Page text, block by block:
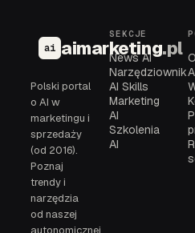
ai aimarketing.pl
Polski portal
o AI w
marketingu i
sprzedaży
(od 2016).
Poznaj
trendy i
narzędzia
od naszej
autonomicznej
SEKCJE
News AI
Narzędziownik
AI Skills
Marketing
AI
Szkolenia
AI